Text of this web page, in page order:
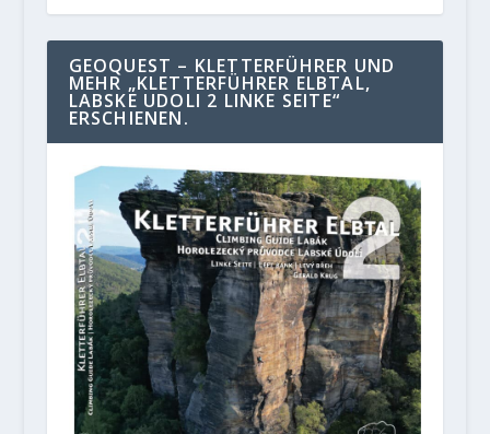
GEOQUEST – KLETTERFÜHRER UND
MEHR „KLETTERFÜHRER ELBTAL,
LABSKE UDOLI 2 LINKE SEITE“
ERSCHIENEN.